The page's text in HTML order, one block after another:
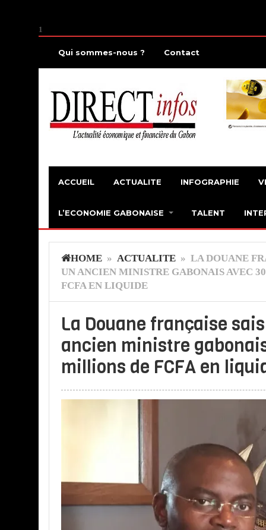
1
Qui sommes-nous ? Contact
ACCUEIL ACTUALITE INFOGRAPHIE
L’ECONOMIE GABONAISE TALENT
HOME » ACTUALITE » LA DOUANE
UN ANCIEN MINISTRE GABONAIS AVEC
FCFA EN LIQUIDE
La Douane française
ancien ministre
millions de FCFA en